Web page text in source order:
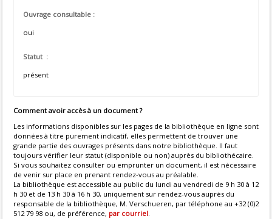
Ouvrage consultable :
oui
Statut :
présent
Comment avoir accès à un document ?
Les informations disponibles sur les pages de la bibliothèque en ligne sont
données à titre purement indicatif, elles permettent de trouver une
grande partie des ouvrages présents dans notre bibliothèque. Il faut
toujours vérifier leur statut (disponible ou non) auprès du bibliothécaire.
Si vous souhaitez consulter ou emprunter un document, il est nécessaire
de venir sur place en prenant rendez-vous au préalable.
La bibliothèque est accessible au public du lundi au vendredi de 9 h 30 à 12
h 30 et de 13 h 30 à 16 h 30, uniquement sur rendez-vous auprès du
responsable de la bibliothèque, M. Verschueren, par téléphone au +32 (0)2
512 79 98 ou, de préférence, par courriel.